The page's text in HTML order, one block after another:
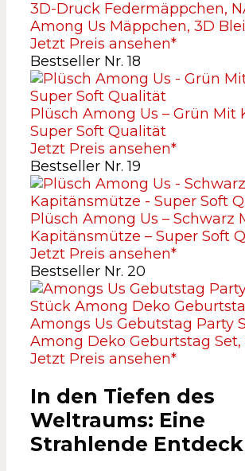
3D-Druck Federmäppchen,
Among Us Mäppchen, 3D
Jetzt Preis ansehen*
Bestseller Nr. 18
Plüsch Among Us – Grün Mit
Super Soft Qualität
Jetzt Preis ansehen*
Bestseller Nr. 19
Plüsch Among Us – Schwarz
Kapitänsmütze – Super Soft
Jetzt Preis ansehen*
Bestseller Nr. 20
Amongs Us Gebutstag Party
Among Deko Geburtstag Set,
Jetzt Preis ansehen*
In den Tiefen des
Weltraums: Eine
Strahlende